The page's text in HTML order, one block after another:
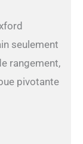
seulement
rangement,
pivotante